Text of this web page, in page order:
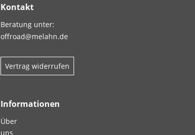
Kontakt
Beratung unter:
offroad@melahn.de
Vertrag widerrufen
Informationen
Über
uns